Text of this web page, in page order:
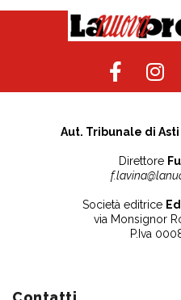
Aut. Tribunale di
Direttore
Società editrice
via Monsignor
P.Iva